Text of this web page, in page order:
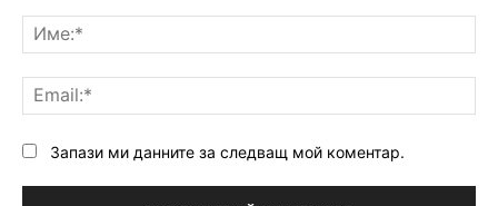
Запази ми данните за следващ мой коментар.